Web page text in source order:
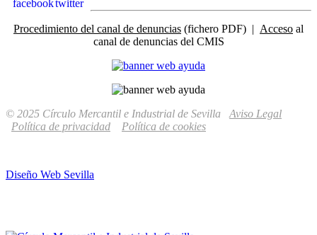
Procedimiento del canal de denuncias (fichero PDF) | Acceso al
canal de denuncias del CMIS
© 2025 Círculo Mercantil e Industrial de Sevilla Aviso Legal
Política de privacidad
Política de cookies
Diseño Web Sevilla